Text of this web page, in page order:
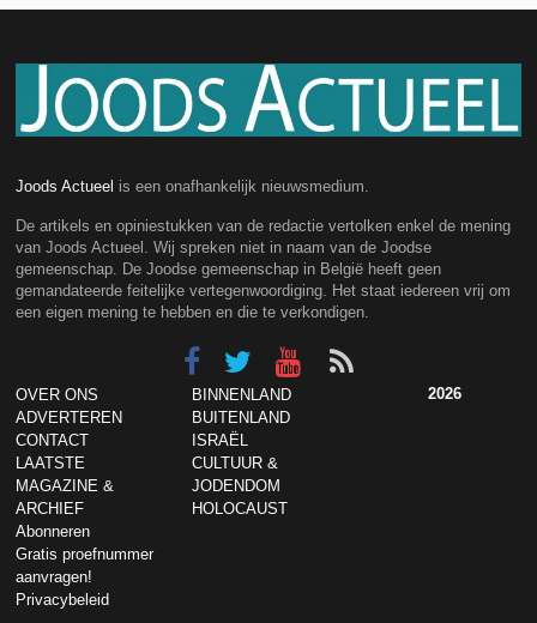
Joods Actueel is een onafhankelijk nieuwsmedium.
De artikels en opiniestukken van de redactie vertolken enkel de mening
van Joods Actueel. Wij spreken niet in naam van de Joodse
gemeenschap. De Joodse gemeenschap in België heeft geen
gemandateerde feitelijke vertegenwoordiging. Het staat iedereen vrij om
een eigen mening te hebben en die te verkondigen.
OVER ONS
ADVERTEREN
CONTACT
LAATSTE
MAGAZINE &
ARCHIEF
Abonneren
Gratis proefnummer
aanvragen!
Privacybeleid
BINNENLAND
BUITENLAND
ISRAËL
CULTUUR &
JODENDOM
HOLOCAUST
2026